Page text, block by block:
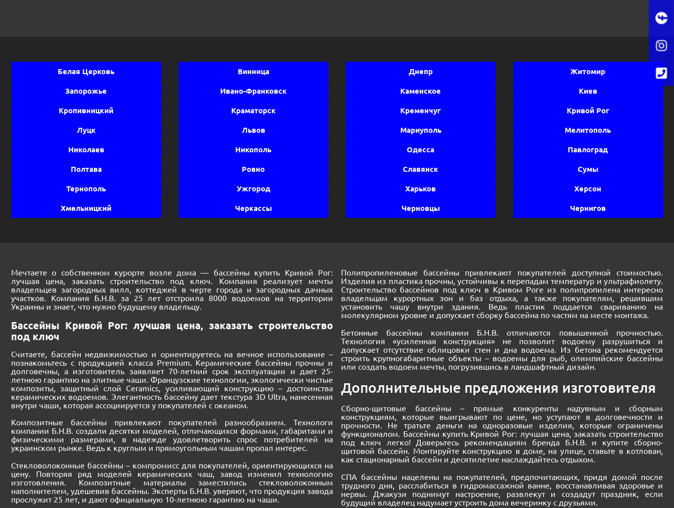
Белая Церковь Винница Днепр
Житомир
Запорожье
Ивано-Франковск Каменское
Киев
Кропивницкий
Краматорск Кременчуг
Кривой Рог
Луцк
Львов Мариуполь
Мелитополь
Николаев
Никополь Одесса
Павлоград
Полтава
Ровно Славянск
Сумы
Тернополь
Ужгород Харьков
Херсон
Хмельницкий
Черкассы Черновцы Чернигов
Мечтаете о собственном курорте возле дома — бассейны купить Кривой Рог:
лучшая цена, заказать строительство под ключ. Компания реализует мечты
владельцев загородных вилл, коттеджей в черте города и загородных дачных
участков. Компания Б.Н.В. за 25 лет отстроила 8000 водоемов на территории
Украины и знает, что нужно будущему владельцу.
Бассейны Кривой Рог: лучшая цена, заказать строительство
под ключ
Считаете, бассейн недвижимостью и ориентируетесь на вечное использование –
познакомьтесь с продукцией класса Premium. Керамические бассейны прочны и
долговечны, а изготовитель заявляет 70-летний срок эксплуатации и дает 25-
летнюю гарантию на элитные чаши. Французские технологии, экологически чистые
композиты, защитный слой Ceramics, усиливающий конструкцию – достоинства
керамических водоемов. Элегантность бассейну дает текстура 3D Ultra, нанесенная
внутри чаши, которая ассоциируется у покупателей с океаном.
Композитные бассейны привлекают покупателей разнообразием. Технологи
компании Б.Н.В. создали десятки моделей, отличающихся формами, габаритами и
физическими размерами, в надежде удовлетворить спрос потребителей на
украинском рынке. Ведь к круглым и прямоугольным чашам пропал интерес.
Стекловолоконные бассейны – компромисс для покупателей, ориентирующихся на
цену. Повторяя ряд моделей керамических чаш, завод изменил технологию
изготовления. Композитные материалы заместились стекловолоконным
наполнителем, удешевив бассейны. Эксперты Б.Н.В. уверяют, что продукция завода
прослужит 25 лет, и дают официальную 10-летнюю гарантию на чаши.
Полипропиленовые бассейны привлекают покупателей доступной стоимостью.
Изделия из пластика прочны, устойчивы к перепадам температур и ультрафиолету.
Строительство бассейнов под ключ в Кривом Роге из полипропилена интересно
владельцам курортных зон и баз отдыха, а также покупателям, решившим
установить чашу внутри здания. Ведь пластик поддается свариванию на
молекулярном уровне и допускает сборку бассейна по частям на месте монтажа.
Бетонные бассейны компании Б.Н.В. отличаются повышенной прочностью.
Технология «усиленная конструкция» не позволит водоему разрушиться и
допускает отсутствие облицовки стен и дна водоема. Из бетона рекомендуется
строить крупногабаритные объекты – водоемы для рыб, олимпийские бассейны
или создать водоем мечты, погрузившись в ландшафтный дизайн.
Дополнительные предложения изготовителя
Сборно-щитовые бассейны – прямые конкуренты надувным и сборным
конструкциям, которые выигрывают по цене, но уступают в долговечности и
прочности. Не тратьте деньги на одноразовые изделия, которые ограничены
функционалом. Бассейны купить Кривой Рог: лучшая цена, заказать строительство
под ключ легко! Доверьтесь рекомендациям бренда Б.Н.В. и купите сборно-
щитовой бассейн. Монтируйте конструкцию в доме, на улице, ставьте в котлован,
как стационарный бассейн и десятилетие наслаждайтесь отдыхом.
СПА бассейны нацелены на покупателей, предпочитающих, придя домой после
трудного дня, расслабиться в гидромассажной ванне, восстанавливая здоровье и
нервы. Джакузи поднимут настроение, развлекут и создадут праздник, если
будущий владелец надумает устроить дома вечеринку с друзьями.